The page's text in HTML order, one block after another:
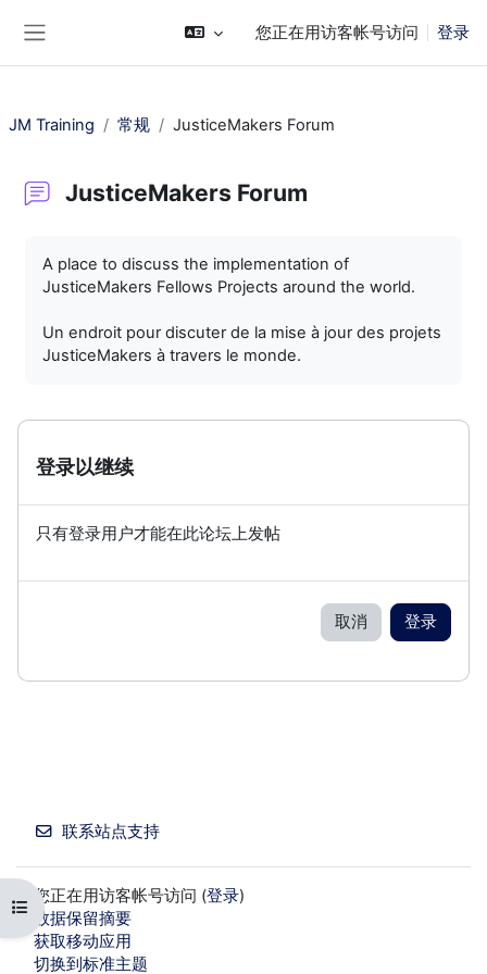
您正在用访客帐号访问 登录
打开课程索引
JM Training 常规 JusticeMakers Forum
JusticeMakers Forum
A place to discuss the implementation of
JusticeMakers Fellows Projects around the world.
Un endroit pour discuter de la mise à jour des projets
JusticeMakers à travers le monde.
登录以继续
只有登录用户才能在此论坛上发帖
取消 登录
联系站点支持
您正在用访客帐号访问 (登录)
‎数据保留摘要‎
获取移动应用
切换到标准主题